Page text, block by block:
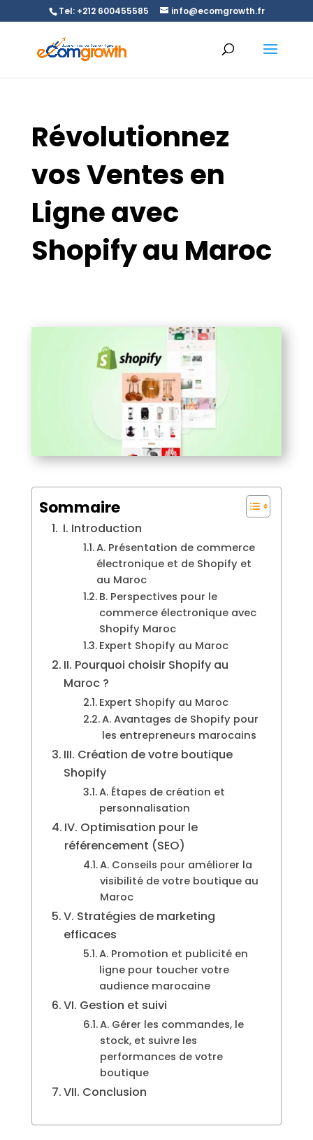
Tel: +212 600455585 info@ecomgrowth.fr
Révolutionnez
vos Ventes en
Ligne avec
Shopify au Maroc
Sommaire
I. Introduction
A. Présentation de commerce
électronique et de Shopify et
au Maroc
B. Perspectives pour le
commerce électronique avec
Shopify Maroc
Expert Shopify au Maroc
II. Pourquoi choisir Shopify au
Maroc ?
Expert Shopify au Maroc
A. Avantages de Shopify pour
les entrepreneurs marocains
III. Création de votre boutique
Shopify
A. Étapes de création et
personnalisation
IV. Optimisation pour le
référencement (SEO)
A. Conseils pour améliorer la
visibilité de votre boutique au
Maroc
V. Stratégies de marketing
efficaces
A. Promotion et publicité en
ligne pour toucher votre
audience marocaine
VI. Gestion et suivi
A. Gérer les commandes, le
stock, et suivre les
performances de votre
boutique
VII. Conclusion